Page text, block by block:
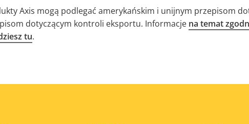
Axis mogą podlegać amerykańskim i unijnym przepisom
dotyczącym kontroli eksportu. Informacje na temat
tu.